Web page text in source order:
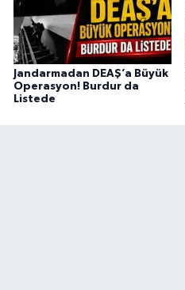
Jandarmadan DEAŞ’a Büyük
Operasyon! Burdur da
Listede